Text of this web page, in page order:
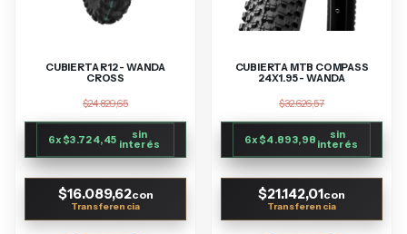
CUBIERTA R12 - WANDA
CROSS
$24.829,65
6x$3.724,45 sin
interés
$16.089,62con
CUBIERTA MTB COMPASS
24X1.95 - WANDA
$32.626,57
6x$4.893,98 sin
interés
$21.142,01con